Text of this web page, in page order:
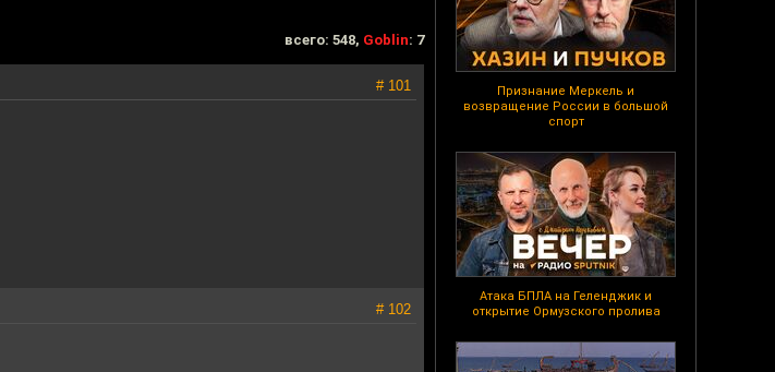
Признание Меркель и
возвращение России в большой
спорт
Атака БПЛА на Геленджик и
открытие Ормузского пролива
всего: 548, Goblin: 7
# 101
# 102